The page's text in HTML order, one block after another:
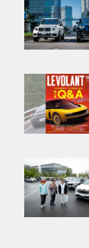
1985年型ではFF
場、4ドアは並行
だのブロアムと
に変更、そして
ブロアムならで
ベル製1/25スケ
のとなる。同世
ョーハン製のア
ペ・デビルであ
説明書には年式